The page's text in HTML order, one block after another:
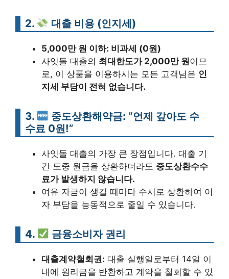
2. 대출 비용 (인지세)
5,000만 원 이하: 비과세 (0원)
사잇돌 대출의 최대한도가 2,000만 원이므
로, 이 상품을 이용하시는 모든 고객님은 인
지세 부담이 전혀 없습니다.
3.
중도상환해약금: “언제 갚아도 수
수료 0원!”
사잇돌 대출의 가장 큰 장점입니다. 대출 기
간 도중 원금을 상환하더라도 중도상환수수
료가 발생하지 않습니다.
여유 자금이 생길 때마다 수시로 상환하여 이
자 부담을 능동적으로 줄일 수 있습니다.
4. 금융소비자 권리
대출계약철회권: 대출 실행일로부터 14일 이
내에 원리금을 반환하고 계약을 철회할 수 있